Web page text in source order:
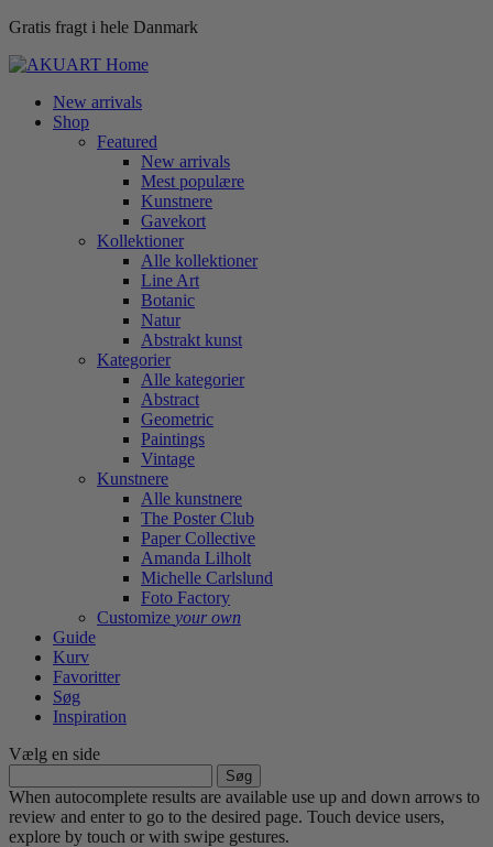
Gratis fragt i hele Danmark
New arrivals
Shop
Featured
New arrivals
Mest populære
Kunstnere
Gavekort
Kollektioner
Alle kollektioner
Line Art
Botanic
Natur
Abstrakt kunst
Kategorier
Alle kategorier
Abstract
Geometric
Paintings
Vintage
Kunstnere
Alle kunstnere
The Poster Club
Paper Collective
Amanda Lilholt
Michelle Carlslund
Foto Factory
Customize your own
Guide
Kurv
Favoritter
Søg
Inspiration
Vælg en side
efter:
When autocomplete results are available use up and down arrows to
review and enter to go to the desired page. Touch device users,
explore by touch or with swipe gestures.